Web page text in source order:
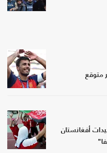
متوقع
أفغانستان